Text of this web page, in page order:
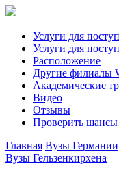
Услуги для
Услуги для
Расположение
Другие филиалы
Академические
Видео
Отзывы
Проверить шансы
Главная Вузы Германии
Вузы Гельзенкирхена